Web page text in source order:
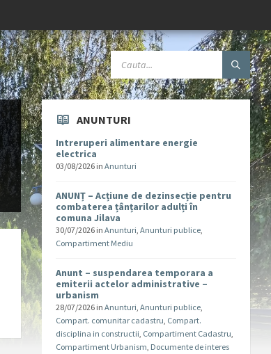
ANUNTURI
Intreruperi alimentare energie
electrica
03/08/2026 inAnunturi
ANUNȚ – Acțiune de dezinsecție pentru
combaterea țânțarilor adulți în
comuna Jilava
30/07/2026 inAnunturi,Anunturi publice,
Compartiment Mediu
Anunt – suspendarea temporara a
emiterii actelor administrative –
urbanism
28/07/2026 inAnunturi,Anunturi publice,
Compart. comunitar cadastru, Compart.
disciplina in constructii, Compartiment Cadastru,
Compartiment Urbanism, Documente de interes